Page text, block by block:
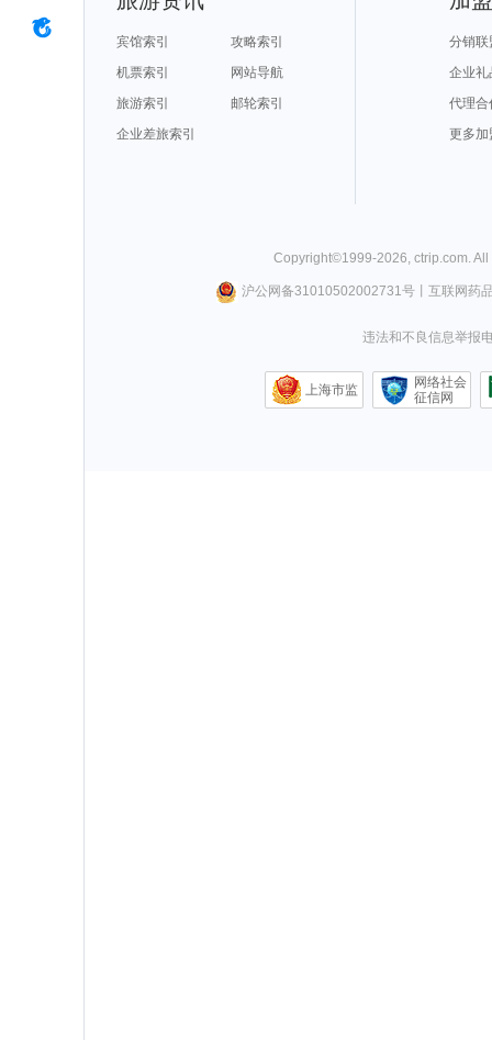
宾馆索引
攻略索引
机票索引
网站导航
旅游索引
邮轮索引
企业差旅索引
分销联
企业礼
代理合
更多加
Copyright©1999-2026, ctrip.com.
沪公网备31010502002731号丨 互联网药
违法和不良信息举报
上海市监
网络社会
征信网